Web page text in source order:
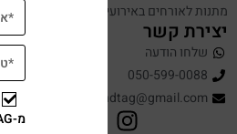
מתנות לאורחים באירועים
יצירת קשר
שלחו הודעה
050-599-0088
hugandtag@gmail.com
מ-HUG&TAG באמצעות דוא”ל ו/או SMS.